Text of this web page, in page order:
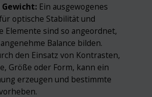
Gewicht: Ein ausgewogenes
optische Stabilität und
Elemente sind so angeordnet,
Balance bilden.
den Einsatz von Kontrasten,
Größe oder Form, kann ein
erzeugen und bestimmte